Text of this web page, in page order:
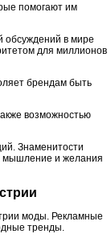
помогают им
обсуждений в мире
для миллионов
брендам быть
возможностью
Знаменитости
мышление и желания
моды. Рекламные
тренды.